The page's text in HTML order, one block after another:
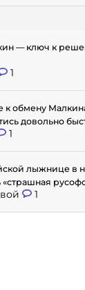
— ключ к
1
обмену
довольно
1
лыжнице в
«страшная
1